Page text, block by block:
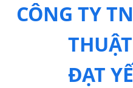
CÔNG TY
ĐẠT